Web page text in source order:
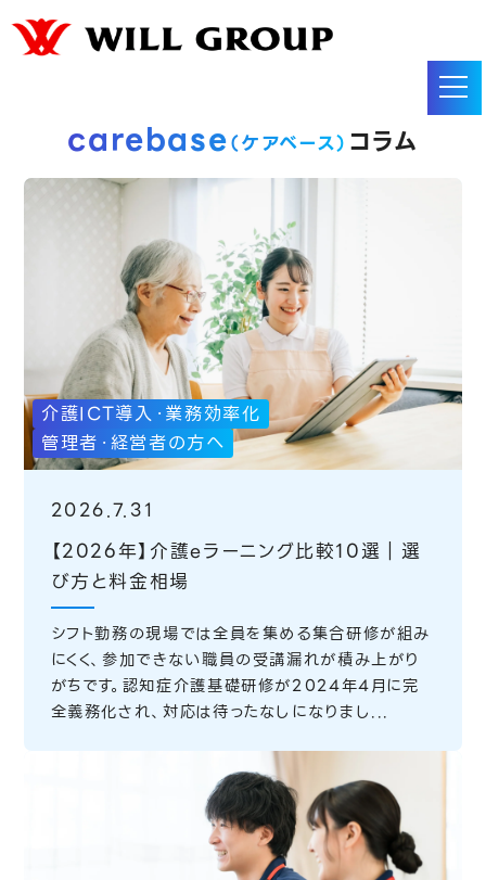
carebase（ケアベース） コラム
介護ICT導入・業務効率化
管理者・経営者の方へ
2026.7.31
【2026年】介護eラーニング比較10選｜選
び方と料金相場
シフト勤務の現場では全員を集める集合研修が組み
にくく、参加できない職員の受講漏れが積み上がり
がちです。認知症介護基礎研修が2024年4月に完
全義務化され、対応は待ったなしになりまし...